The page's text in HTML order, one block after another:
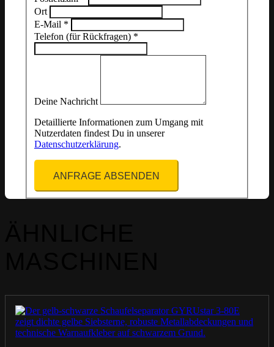
Ort
E-Mail *
Telefon (für Rückfragen) *
Deine Nachricht
Detaillierte Informationen zum Umgang mit
Nutzerdaten findest Du in unserer
Datenschutzerklärung.
ANFRAGE ABSENDEN